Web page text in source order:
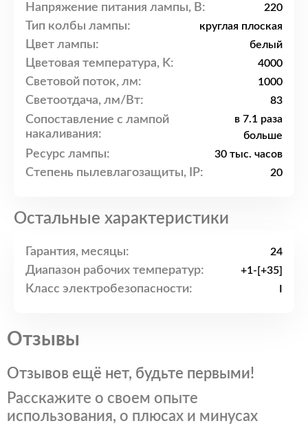
Напряжение питания лампы, В: 220
Тип колбы лампы: круглая плоская
Цвет лампы: белый
Цветовая температура, K: 4000
Световой поток, лм: 1000
Светоотдача, лм/Вт: 83
Сопоставление с лампой
накаливания:
в 7.1 раза
больше
Ресурс лампы: 30 тыс. часов
Степень пылевлагозащиты, IP: 20
Остальные характеристики
Гарантия, месяцы: 24
Диапазон рабочих температур: +1-[+35]
Класс электробезопасности:
Отзывы
Отзывов ещё нет, будьте первыми!
Расскажите о своем опыте
использования, о плюсах и минусах